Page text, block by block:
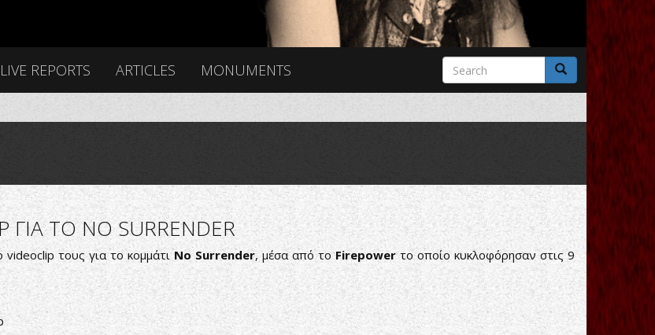
LIVE REPORTS ARTICLES MONUMENTS
Search
form
Search
ΓΙΑ ΤΟ NO SURRENDER
τους για το κομμάτιNo Surrender, μέσα από τοFirepowerτο οποίο κυκλοφόρησαν στις 9